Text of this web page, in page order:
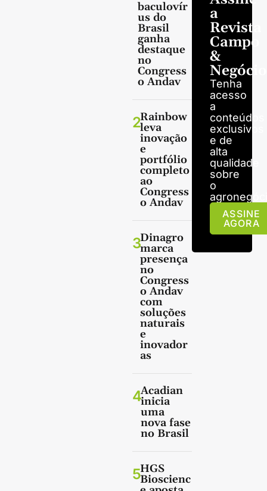
baculovír
us do
Brasil
ganha
destaque
no
Congress
o Andav
2Rainbow
leva
inovação
e
portfólio
completo
ao
Congress
o Andav
3Dinagro
marca
presença
no
Congress
o Andav
com
soluções
naturais
e
inovador
as
4Acadian
inicia
uma
nova fase
no Brasil
5HGS
Bioscienc
a
Revista
Campo
&
Tenha
acesso
a
conteúdos
exclusivos
e de
alta
qualidade
sobre
o
ASSINE
AGORA